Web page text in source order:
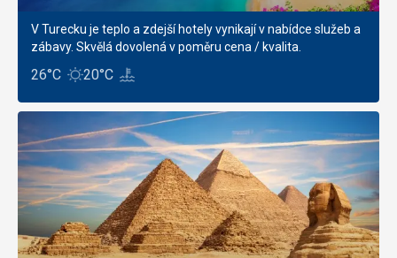
V Turecku je teplo a zdejší hotely vynikají v nabídce služeb a
zábavy. Skvělá dovolená v poměru cena / kvalita.
26°C 20°C